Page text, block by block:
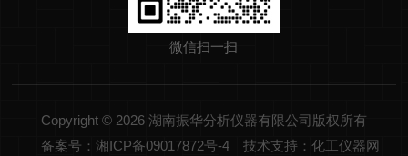
微信扫一扫
Copyright © 2026 湖南振华分析仪器有限公司版权所有
备案号：湘ICP备09017872号-4
技术支持：化工仪器网